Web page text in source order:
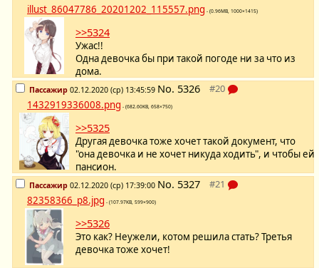
illust_86047786_20201202_115557.png - (0.96MB, 1000×1415)
>>5324
Ужас!!
Одна девочка бы при такой погоде ни за что из
дома.
Пассажир 02.12.2020 (ср) 13:45:59 No. 5326
1432919336008.png - (682.60KB, 658×750)
>>5325
Другая девочка тоже хочет такой документ, что
"она девочка и не хочет никуда ходить", и чтобы ей
пансион.
Пассажир 02.12.2020 (ср) 17:39:00 No. 5327
82358366_p8.jpg - (107.97KB, 599×900)
>>5326
Это как? Неужели, котом решила стать? Третья
девочка тоже хочет!